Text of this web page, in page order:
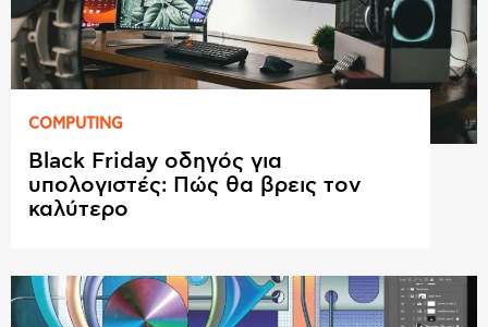
COMPUTING
Black Friday οδηγός για
υπολογιστές: Πώς θα βρεις τον
καλύτερο